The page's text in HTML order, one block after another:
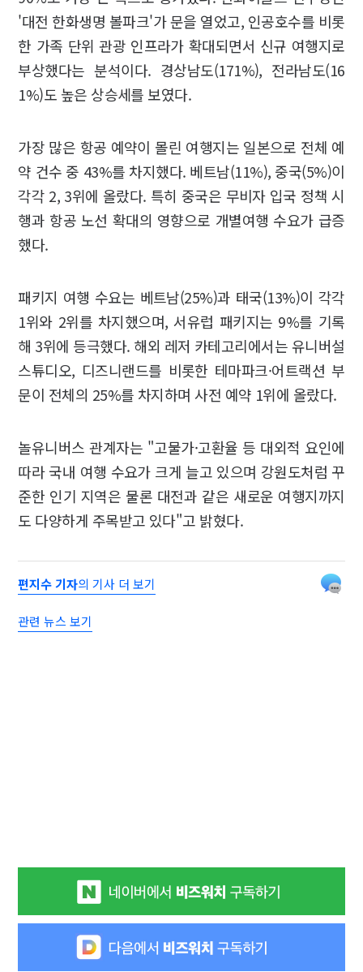
'대전 한화생명 볼파크'가 문을 열었고, 인공호수를 비롯
한 가족 단위 관광 인프라가 확대되면서 신규 여행지로
부상했다는 분석이다. 경상남도(171%), 전라남도(16
1%)도 높은 상승세를 보였다.
가장 많은 항공 예약이 몰린 여행지는 일본으로 전체 예
약 건수 중 43%를 차지했다. 베트남(11%), 중국(5%)이
각각 2, 3위에 올랐다. 특히 중국은 무비자 입국 정책 시
행과 항공 노선 확대의 영향으로 개별여행 수요가 급증
했다.
패키지 여행 수요는 베트남(25%)과 태국(13%)이 각각
1위와 2위를 차지했으며, 서유럽 패키지는 9%를 기록
해 3위에 등극했다. 해외 레저 카테고리에서는 유니버설
스튜디오, 디즈니랜드를 비롯한 테마파크·어트랙션 부
문이 전체의 25%를 차지하며 사전 예약 1위에 올랐다.
놀유니버스 관계자는 "고물가·고환율 등 대외적 요인에
따라 국내 여행 수요가 크게 늘고 있으며 강원도처럼 꾸
준한 인기 지역은 물론 대전과 같은 새로운 여행지까지
도 다양하게 주목받고 있다"고 밝혔다.
편지수 기자의 기사 더 보기
관련 뉴스 보기